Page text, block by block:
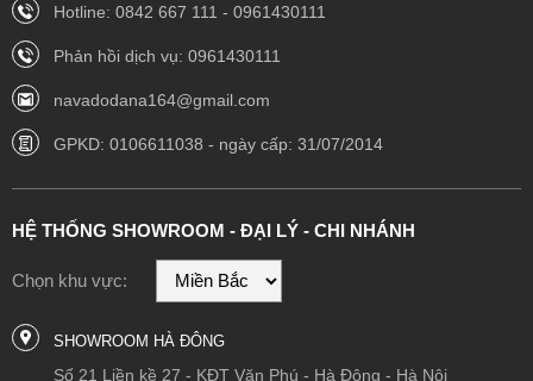
Hotline: 0842 667 111 - 0961430111
Phản hồi dịch vụ: 0961430111
navadodana164@gmail.com
GPKD: 0106611038 - ngày cấp: 31/07/2014
HỆ THỐNG SHOWROOM - ĐẠI LÝ - CHI NHÁNH
Chọn khu vực:
SHOWROOM HÀ ĐÔNG
Số 21 Liền kề 27 - KĐT Văn Phú - Hà Đông - Hà Nội